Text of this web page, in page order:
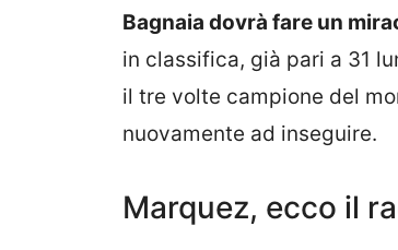
Bagnaia dovrà fare un
in classifica, già pari a 31
il tre volte campione del
nuovamente ad inseguire.
Marquez, ecco il